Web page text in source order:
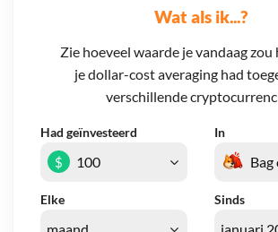
Wat als ik...?
Zie hoeveel waarde je vandaag zou
je dollar-cost averaging had
verschillende
Had geïnvesteerd In
Elke Sinds
$